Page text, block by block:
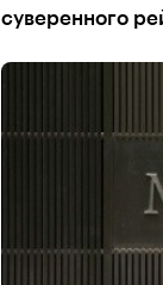
суверенного